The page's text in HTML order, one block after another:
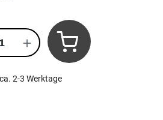
Anzahl: Gib den
2-3 Werktage